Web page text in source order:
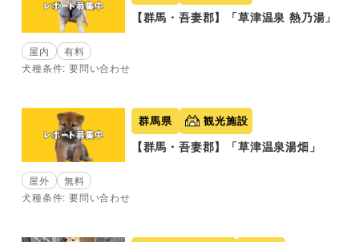
【群馬・吾妻郡】「草津温泉 熱乃湯」
屋内
有料
犬種条件: 要問い合わせ
群馬県 観光施設
【群馬・吾妻郡】「草津温泉湯畑」
屋外
無料
犬種条件: 要問い合わせ